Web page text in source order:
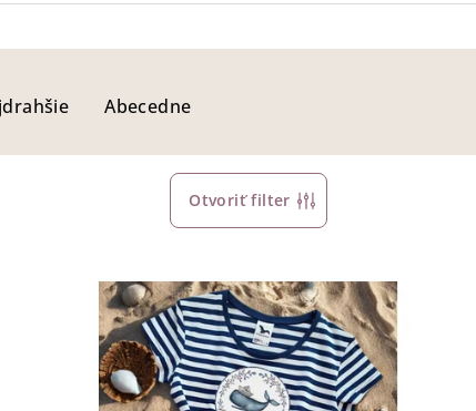
Abecedne
Otvoriť filter